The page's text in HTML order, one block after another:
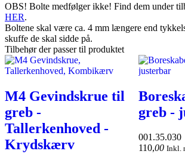
OBS! Bolte medfølger ikke! Find dem under
HER.
Boltene skal være ca. 4 mm længere end
skuffe de skal sidde på.
Tilbehør der passer til produktet
M4 Gevindskrue til
greb -
Tallerkenhoved -
Krydskærv
greb -
001.35.030
110,00 Inkl.